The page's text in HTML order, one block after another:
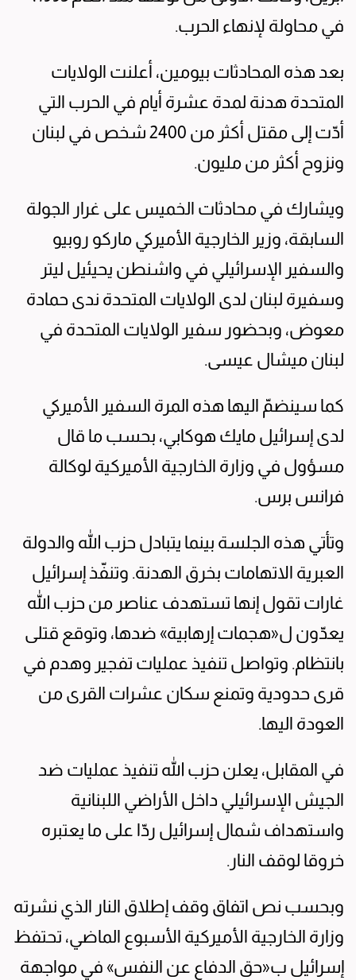
في محاولة لإنهاء الحرب.
بعد هذه المحادثات بيومين، أعلنت الولايات
المتحدة هدنة لمدة عشرة أيام في الحرب التي
أدّت إلى مقتل أكثر من 2400 شخص في لبنان
ونزوح أكثر من مليون.
ويشارك في محادثات الخميس على غرار الجولة
السابقة، وزير الخارجية الأميركي ماركو روبيو
والسفير الإسرائيلي في واشنطن يحيئيل ليتر
وسفيرة لبنان لدى الولايات المتحدة ندى حمادة
معوض، وبحضور سفير الولايات المتحدة في
لبنان ميشال عيسى.
كما سينضمّ اليها هذه المرة السفير الأميركي
لدى إسرائيل مايك هوكابي، بحسب ما قال
مسؤول في وزارة الخارجية الأميركية لوكالة
فرانس برس.
وتأتي هذه الجلسة بينما يتبادل حزب الله والدولة
العبرية الاتهامات بخرق الهدنة. وتنفّذ إسرائيل
غارات تقول إنها تستهدف عناصر من حزب الله
يعدّون ل«هجمات إرهابية» ضدها، وتوقع قتلى
بانتظام. وتواصل تنفيذ عمليات تفجير وهدم في
قرى حدودية وتمنع سكان عشرات القرى من
العودة اليها.
في المقابل، يعلن حزب الله تنفيذ عمليات ضد
الجيش الإسرائيلي داخل الأراضي اللبنانية
واستهداف شمال إسرائيل ردّا على ما يعتبره
خروقا لوقف النار.
وبحسب نص اتفاق وقف إطلاق النار الذي نشرته
وزارة الخارجية الأميركية الأسبوع الماضي، تحتفظ
إسرائيل ب«حق الدفاع عن النفس» في مواجهة